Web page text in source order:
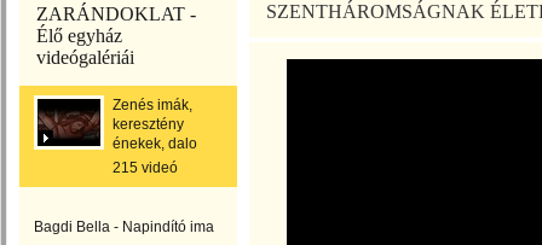
ZARÁNDOKLAT -
Élő egyház
videógalériái
Zenés imák,
keresztény
énekek, dalo
215 videó
Bagdi Bella - Napindító ima
SZENTHÁROMSÁGNAK